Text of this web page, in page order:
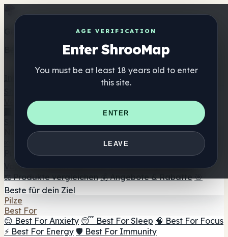
AGE VERIFICATION
Enter ShrooMap
You must be at least 18 years old to enter
this site.
ENTER
LEAVE
Get the ShrooMap app
Better than mobile web — one tap away
Verzeichnis
🏢 Markenverzeichnis
📍 Headshop-Finder
Smartshop-Finder
Nahrungsergänzung
🍬 Pilz-Gummis
💊 Pilz-Kapseln 💧 Pilz-Tinkturen
🫙 Pilz-
☕ Pilz-Kaffee 🍫 Pilz-Schokolade 💨 Mushroom
Vapes 🍫 Shroom Bar Hub 😌 Stimmungs-Gummis
⚖️ Produkte vergleichen 💰 Angebote & Rabatte 🎯
Beste für dein Ziel
Pilze
Best For
😌 Best For Anxiety 😴 Best For Sleep 🧠 Best For Focus
⚡ Best For Energy 🛡️ Best For Immunity